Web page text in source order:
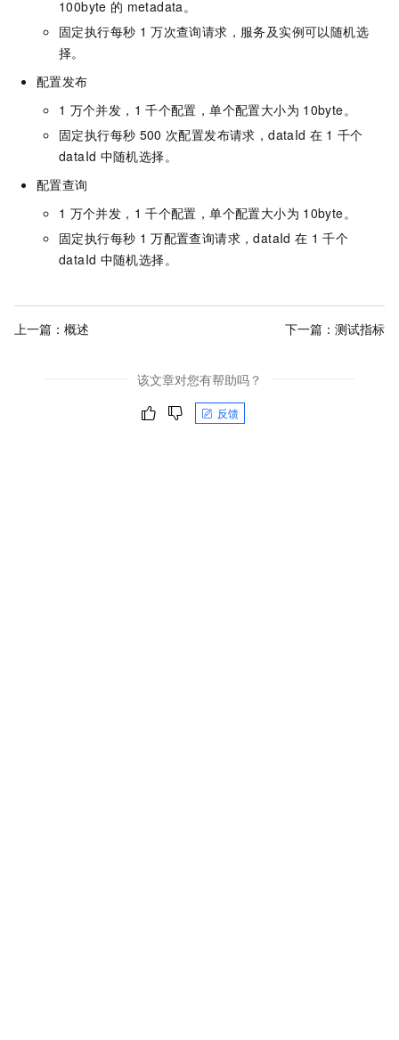
100byte 的 metadata。
固定执行每秒 1 万次查询请求，服务及实例可以随机选
择。
配置发布
1 万个并发，1 千个配置，单个配置大小为 10byte。
固定执行每秒 500 次配置发布请求，dataId 在 1 千个
dataId 中随机选择。
配置查询
1 万个并发，1 千个配置，单个配置大小为 10byte。
固定执行每秒 1 万配置查询请求，dataId 在 1 千个
dataId 中随机选择。
上一篇： 概述 下一篇： 测试指标
该文章对您有帮助吗？
反馈